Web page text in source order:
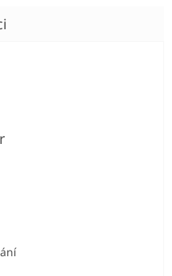
je 5 z 5 hvězdiček.
je 5 z 5 hvězdiček.
je 5 z 5 hvězdiček.